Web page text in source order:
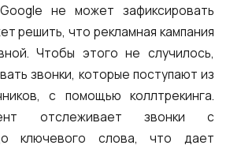
не может зафиксировать
решить, что рекламная кампания
Чтобы этого не случилось,
звонки, которые поступают из
с помощью коллтрекинга.
отслеживает звонки с
ключевого слова, что дает